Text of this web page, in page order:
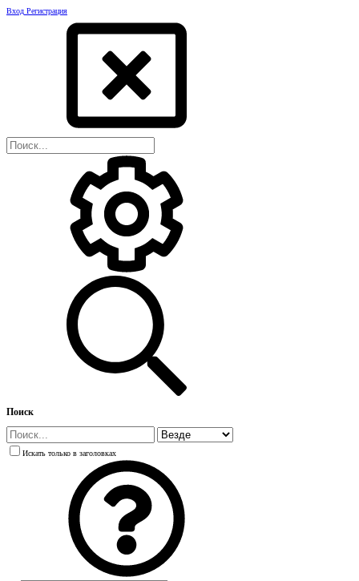
Вход Регистрация
Поиск
Искать только в заголовках